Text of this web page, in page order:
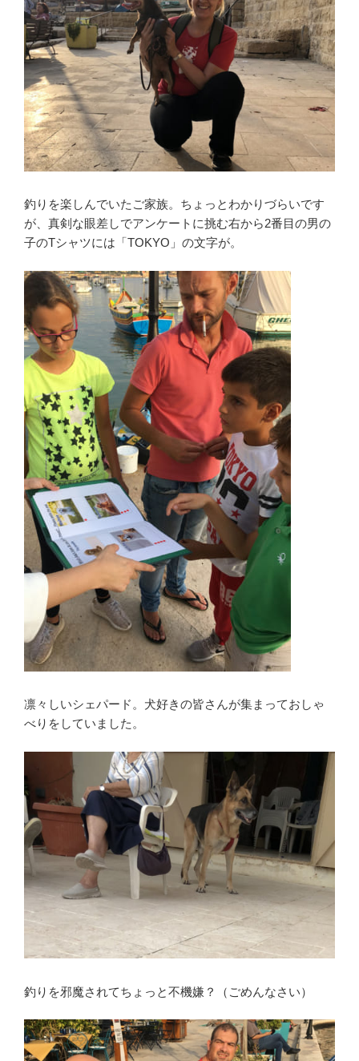
釣りを楽しんでいたご家族。ちょっとわかりづらいです
が、真剣な眼差しでアンケートに挑む右から2番目の男の
子のTシャツには「TOKYO」の文字が。
凛々しいシェパード。犬好きの皆さんが集まっておしゃ
べりをしていました。
釣りを邪魔されてちょっと不機嫌？（ごめんなさい）